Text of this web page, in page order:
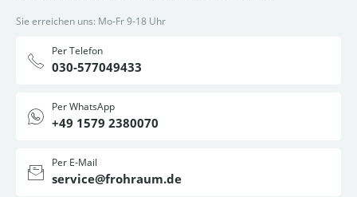
Sie erreichen uns: Mo-Fr 9-18 Uhr
Per Telefon
030-577049433
Per WhatsApp
+49 1579 2380070
Per E-Mail
service@frohraum.de